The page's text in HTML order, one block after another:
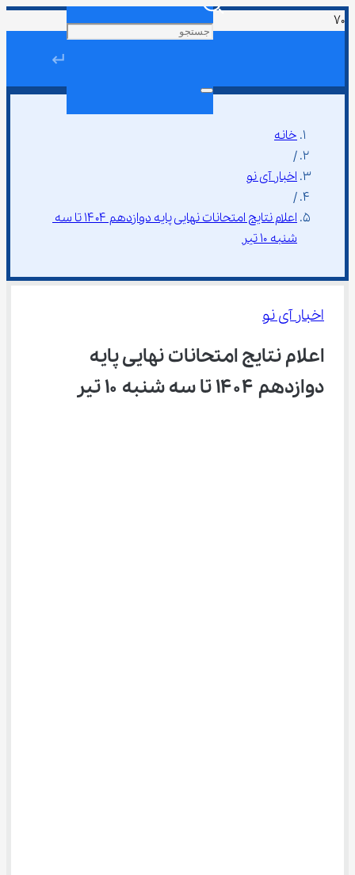
↵
خانه
/
اخبار آی نو
/
اعلام نتایج امتحانات نهایی پایه دوازدهم ۱۴۰۴ تا سه
شنبه ۱۰ تیر
اخبار آی نو
اعلام نتایج امتحانات نهایی پایه
دوازدهم ۱۴۰۴ تا سه شنبه ۱۰ تیر